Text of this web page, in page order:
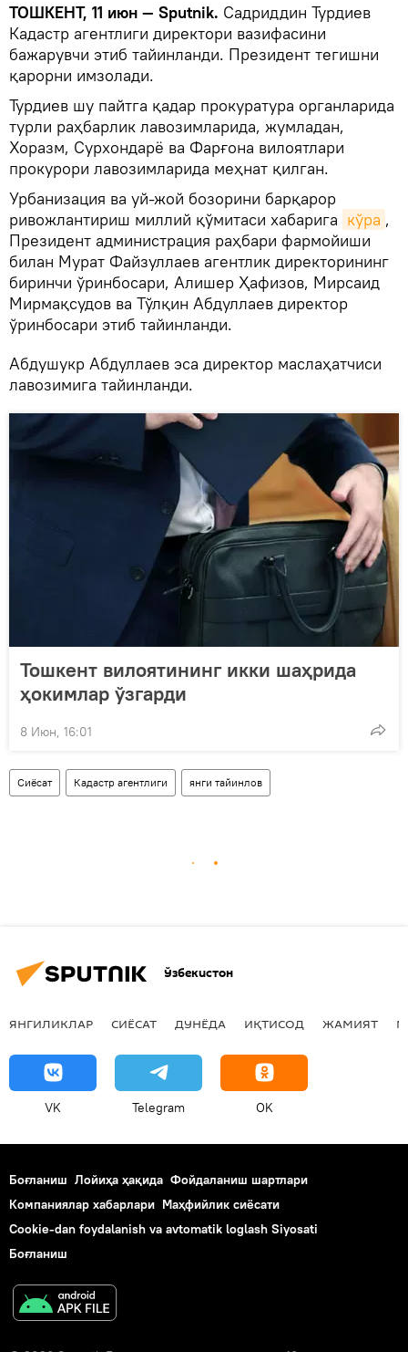
ТОШКЕНТ, 11 июн — Sputnik. Садриддин Турдиев
Кадастр агентлиги директори вазифасини
бажарувчи этиб тайинланди. Президент тегишни
қарорни имзолади.
Турдиев шу пайтга қадар прокуратура органларида
турли раҳбарлик лавозимларида, жумладан,
Хоразм, Сурхондарё ва Фарғона вилоятлари
прокурори лавозимларида меҳнат қилган.
Урбанизация ва уй-жой бозорини барқарор
ривожлантириш миллий қўмитаси хабарига кўра ,
Президент администрация раҳбари фармойиши
билан Мурат Файзуллаев агентлик директорининг
биринчи ўринбосари, Алишер Ҳафизов, Мирсаид
Мирмақсудов ва Тўлқин Абдуллаев директор
ўринбосари этиб тайинланди.
Абдушукр Абдуллаев эса директор маслаҳатчиси
лавозимига тайинланди.
Тошкент вилоятининг икки шаҳрида
ҳокимлар ўзгарди
8 Июн, 16:01
Сиёсат Кадастр агентлиги янги тайинлов
Ўзбекистон
ЯНГИЛИКЛАР СИЁСАТ ДУНЁДА ИҚТИСОД ЖАМИЯТ
VK Telegram OK
Боғланиш Лойиҳа ҳақида Фойдаланиш шартлари
Компаниялар хабарлари Маҳфийлик сиёсати
Cookie-dan foydalanish va avtomatik loglash Siyosati
Боғланиш